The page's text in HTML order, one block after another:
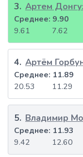
3. Артем
9.61 7.62
Среднее: 9.90
4. Артём
20.53 11.29
Среднее: 11.89
5. Владимир
9.42 12.60
Среднее: 11.93